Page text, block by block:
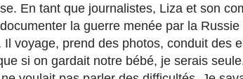
En tant que journalistes, Liza et son
la guerre menée par la
voyage, prend des photos, conduit des
si on gardait notre bébé, je serais